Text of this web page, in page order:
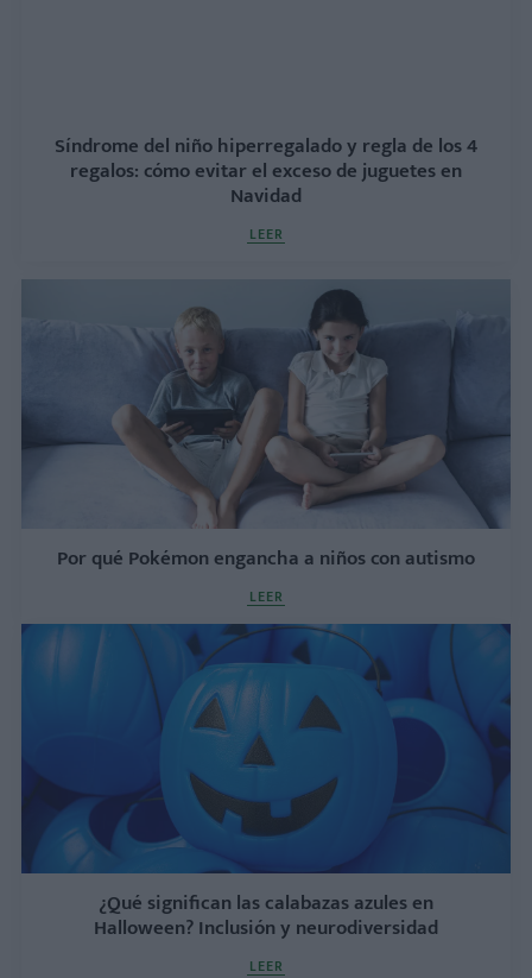
Síndrome del niño hiperregalado y regla de los 4
regalos: cómo evitar el exceso de juguetes en
Navidad
LEER
Por qué Pokémon engancha a niños con autismo
LEER
¿Qué significan las calabazas azules en
Halloween? Inclusión y neurodiversidad
LEER